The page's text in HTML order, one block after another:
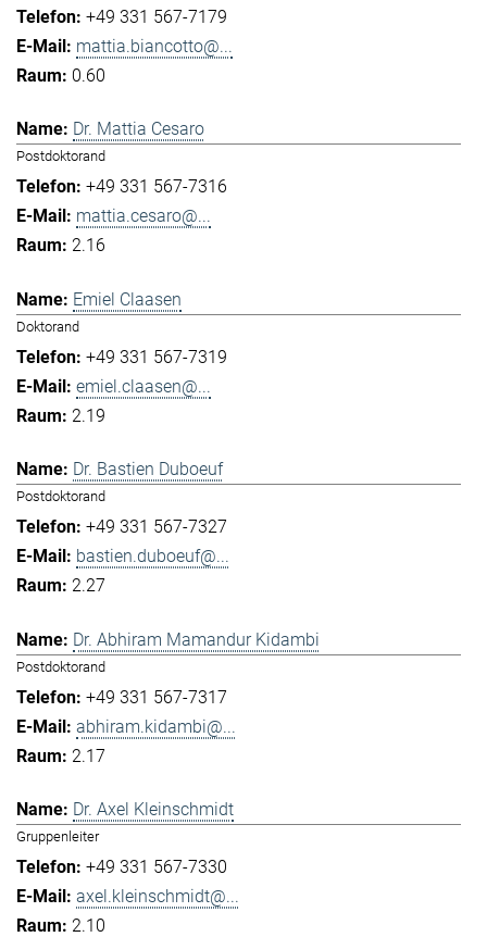
+49 331 567-7179
mattia.biancotto@...
0.60
Dr. Mattia Cesaro
Postdoktorand
+49 331 567-7316
mattia.cesaro@...
2.16
Emiel Claasen
Doktorand
+49 331 567-7319
emiel.claasen@...
2.19
Dr. Bastien Duboeuf
Postdoktorand
+49 331 567-7327
bastien.duboeuf@...
2.27
Dr. Abhiram Mamandur Kidambi
Postdoktorand
+49 331 567-7317
abhiram.kidambi@...
2.17
Dr. Axel Kleinschmidt
Gruppenleiter
+49 331 567-7330
axel.kleinschmidt@...
2.10